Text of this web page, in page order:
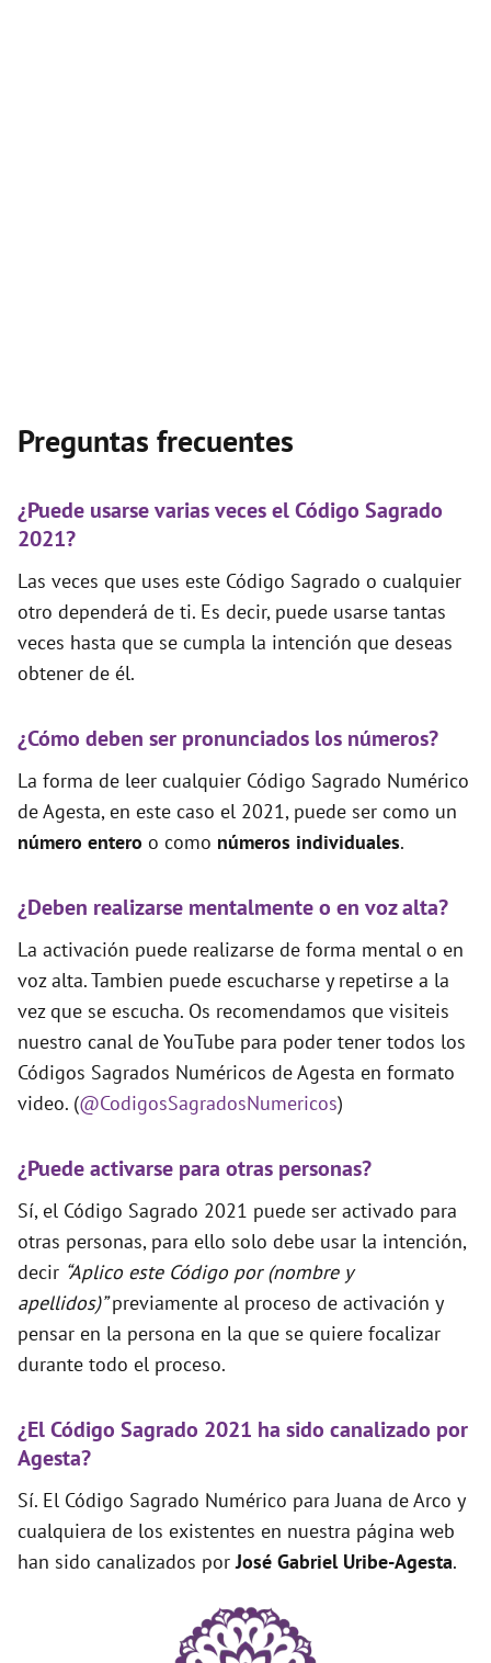
Preguntas frecuentes
¿Puede usarse varias veces el Código Sagrado
2021?
Las veces que uses este Código Sagrado o cualquier
otro dependerá de ti. Es decir, puede usarse tantas
veces hasta que se cumpla la intención que deseas
obtener de él.
¿Cómo deben ser pronunciados los números?
La forma de leer cualquier Código Sagrado Numérico
de Agesta, en este caso el 2021, puede ser como un
número entero o como números individuales.
¿Deben realizarse mentalmente o en voz alta?
La activación puede realizarse de forma mental o en
voz alta. Tambien puede escucharse y repetirse a la
vez que se escucha. Os recomendamos que visiteis
nuestro canal de YouTube para poder tener todos los
Códigos Sagrados Numéricos de Agesta en formato
video. (@CodigosSagradosNumericos)
¿Puede activarse para otras personas?
Sí, el Código Sagrado 2021 puede ser activado para
otras personas, para ello solo debe usar la intención,
decir “Aplico este Código por (nombre y
apellidos)”previamente al proceso de activación y
pensar en la persona en la que se quiere focalizar
durante todo el proceso.
¿El Código Sagrado 2021 ha sido canalizado por
Agesta?
Sí. El Código Sagrado Numérico para Juana de Arco y
cualquiera de los existentes en nuestra página web
han sido canalizados porJosé Gabriel Uribe-Agesta.